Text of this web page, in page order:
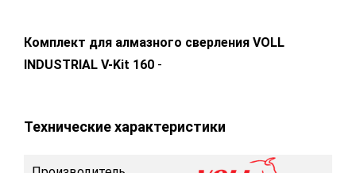
Комплект для алмазного сверления VOLL
INDUSTRIAL V-Kit 160 -
Технические характеристики